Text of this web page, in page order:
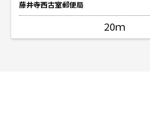
藤井寺西古室郵便局
20ｍ